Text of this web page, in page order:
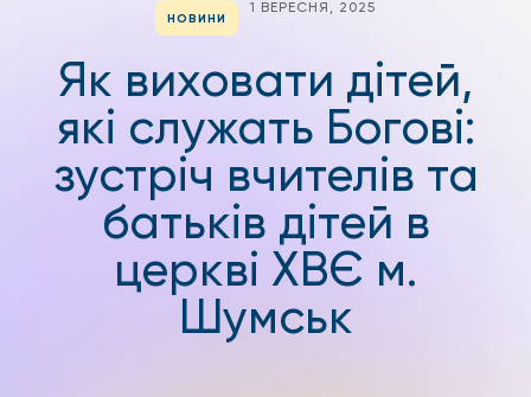
НОВИНИ
1 ВЕРЕСНЯ, 2025
Як виховати дітей,
які служать Богові:
зустріч вчителів та
батьків дітей в
церкві ХВЄ м.
Шумськ